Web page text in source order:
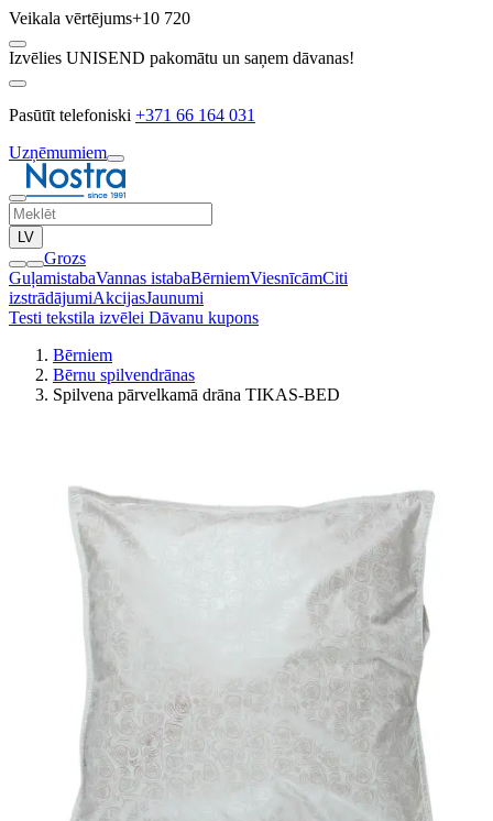
Veikala vērtējums+10 720
Izvēlies UNISEND pakomātu un saņem dāvanas!
Pasūtīt telefoniski +371 66 164 031
Uzņēmumiem
LV
Grozs
GuļamistabaVannas istabaBērniemViesnīcāmCiti
izstrādājumiAkcijasJaunumi
Testi tekstila izvēlei Dāvanu kupons
Bērniem
Bērnu spilvendrānas
Spilvena pārvelkamā drāna TIKAS-BED